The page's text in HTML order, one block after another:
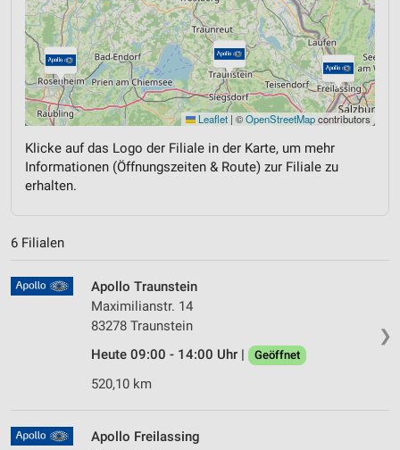
Leaflet | ©OpenStreetMapcontributors
Klicke auf das Logo der Filiale in der Karte, um mehr
Informationen (Öffnungszeiten & Route) zur Filiale zu
erhalten.
6 Filialen
❯
Apollo Traunstein
Maximilianstr. 14
83278 Traunstein
Heute 09:00 - 14:00 Uhr |
Geöffnet
520,10 km
Apollo Freilassing